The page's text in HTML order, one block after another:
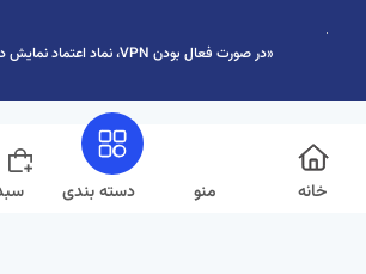
«در صورت فعال بودن VPN، نماد اعتماد نمایش داده نمی‌شود»
خانه دسته بندی سبد